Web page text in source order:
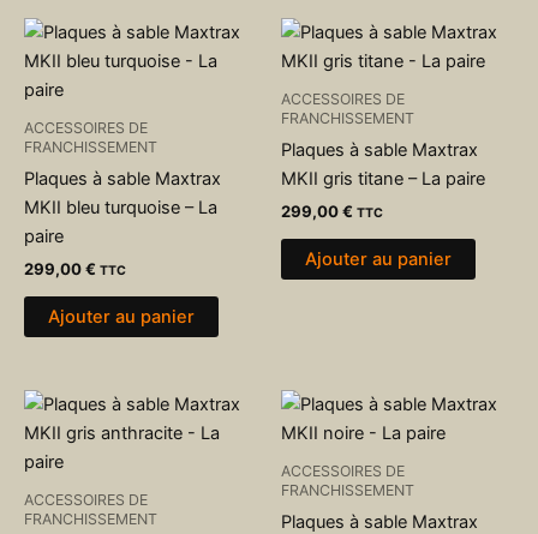
ACCESSOIRES DE
FRANCHISSEMENT
Plaques à sable Maxtrax
MKII bleu turquoise – La
paire
299,00€ TTC
Ajouter au panier
ACCESSOIRES DE
FRANCHISSEMENT
Plaques à sable Maxtrax
MKII gris titane – La paire
299,00€ TTC
Ajouter au panier
ACCESSOIRES DE
FRANCHISSEMENT
ACCESSOIRES DE
FRANCHISSEMENT
Plaques à sable Maxtrax